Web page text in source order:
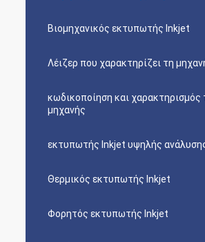
Βιομηχανικός εκτυπωτής Inkjet
Λέιζερ που χαρακτηρίζει τη
κωδικοποίηση και χαρακτηρισμός
μηχανής
εκτυπωτής Inkjet υψηλής
Θερμικός εκτυπωτής Inkjet
Φορητός εκτυπωτής Inkjet